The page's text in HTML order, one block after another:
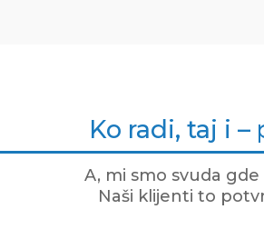
Ko radi, taj i –
A, mi smo svuda gde
Naši klijenti to